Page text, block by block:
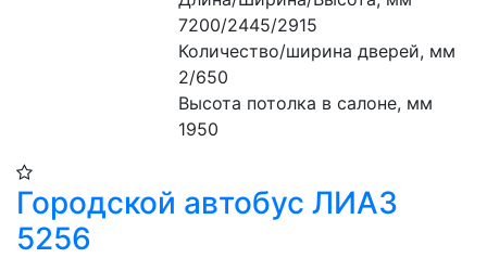
7200/2445/2915
Количество/ширина дверей, мм
2/650
Высота потолка в салоне, мм
1950
Городской автобус ЛИАЗ
5256